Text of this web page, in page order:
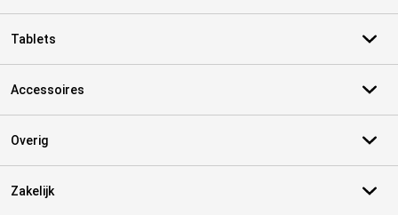
Tablets
Accessoires
Overig
Zakelijk